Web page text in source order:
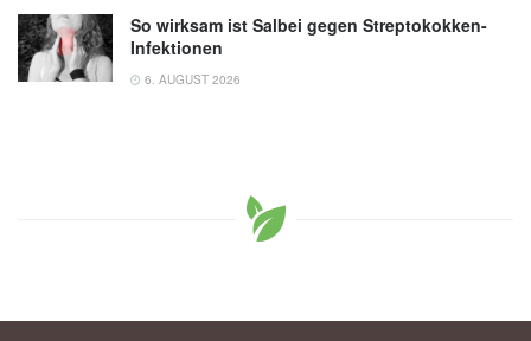
So wirksam ist Salbei gegen Streptokokken-
Infektionen
6. AUGUST 2026